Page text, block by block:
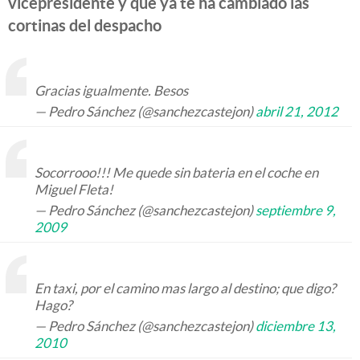
cortinas del despacho
Gracias igualmente. Besos
— Pedro Sánchez (@sanchezcastejon)abril 21, 2012
Socorrooo!!! Me quede sin bateria en el coche en
Miguel Fleta!
— Pedro Sánchez (@sanchezcastejon)septiembre 9,
2009
En taxi, por el camino mas largo al destino; que digo?
Hago?
— Pedro Sánchez (@sanchezcastejon)diciembre 13,
2010